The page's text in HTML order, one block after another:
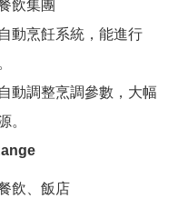
飲集團
動烹飪系統，能進行
動調整烹調參數，大幅
。
飲、飯店